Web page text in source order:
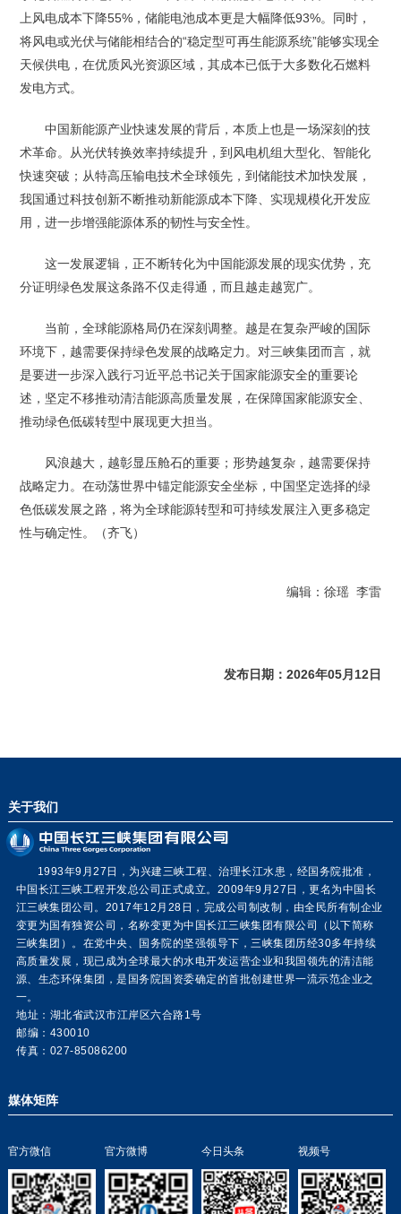
上风电成本下降55%，储能电池成本更是大幅降低93%。同时，
将风电或光伏与储能相结合的“稳定型可再生能源系统”能够实现全
天候供电，在优质风光资源区域，其成本已低于大多数化石燃料
发电方式。
中国新能源产业快速发展的背后，本质上也是一场深刻的技
术革命。从光伏转换效率持续提升，到风电机组大型化、智能化
快速突破；从特高压输电技术全球领先，到储能技术加快发展，
我国通过科技创新不断推动新能源成本下降、实现规模化开发应
用，进一步增强能源体系的韧性与安全性。
这一发展逻辑，正不断转化为中国能源发展的现实优势，充
分证明绿色发展这条路不仅走得通，而且越走越宽广。
当前，全球能源格局仍在深刻调整。越是在复杂严峻的国际
环境下，越需要保持绿色发展的战略定力。对三峡集团而言，就
是要进一步深入践行习近平总书记关于国家能源安全的重要论
述，坚定不移推动清洁能源高质量发展，在保障国家能源安全、
推动绿色低碳转型中展现更大担当。
风浪越大，越彰显压舱石的重要；形势越复杂，越需要保持
战略定力。在动荡世界中锚定能源安全坐标，中国坚定选择的绿
色低碳发展之路，将为全球能源转型和可持续发展注入更多稳定
性与确定性。（齐飞）
编辑：徐瑶 李雷
发布日期：2026年05月12日
关于我们
1993年9月27日，为兴建三峡工程、治理长江水患，经国务院批准，
中国长江三峡工程开发总公司正式成立。2009年9月27日，更名为中国长
江三峡集团公司。2017年12月28日，完成公司制改制，由全民所有制企业
变更为国有独资公司，名称变更为中国长江三峡集团有限公司（以下简称
三峡集团）。在党中央、国务院的坚强领导下，三峡集团历经30多年持续
高质量发展，现已成为全球最大的水电开发运营企业和我国领先的清洁能
源、生态环保集团，是国务院国资委确定的首批创建世界一流示范企业之
一。
地址：湖北省武汉市江岸区六合路1号
邮编：430010
传真：027-85086200
媒体矩阵
官方微信 官方微博 今日头条 视频号